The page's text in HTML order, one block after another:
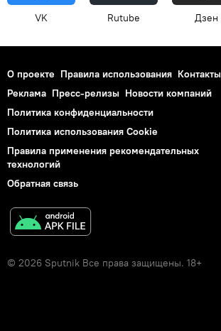
VK Rutube Дзен
О проекте Правила использования Контакты
Реклама Пресс-релизы Новости компаний
Политика конфиденциальности
Политика использования Cookie
Правила применения рекомендательных
технологий
Обратная связь
© 2026 Sputnik Все права защищены. 18+